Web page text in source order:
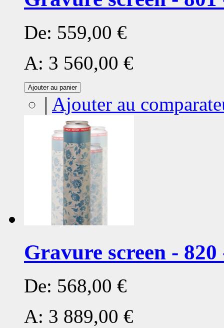
De: 559,00 €
A: 3 560,00 €
Ajouter au panier
| Ajouter au
Gravure screen - 820
De: 568,00 €
A: 3 889,00 €